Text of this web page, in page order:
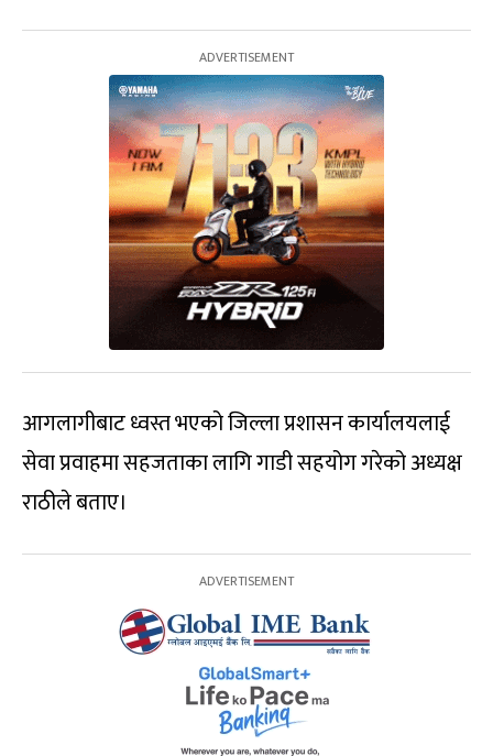
आगलागीबाट ध्वस्त भएको जिल्ला प्रशासन कार्यालयलाई
सेवा प्रवाहमा सहजताका लागि गाडी सहयोग गरेको अध्यक्ष
राठीले बताए।